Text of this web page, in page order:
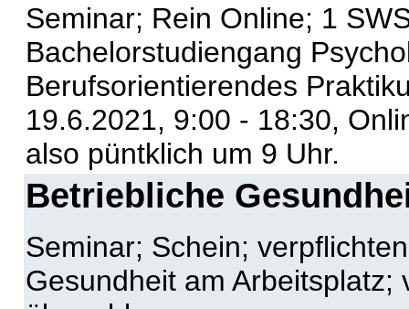
Seminar; Rein Online; 1
Bachelorstudiengang
Berufsorientierendes
19.6.2021, 9:00 - 18:30,
also püntklich um 9 Uhr.
Betriebliche
Seminar; Schein;
Gesundheit am Arbeitsplatz;